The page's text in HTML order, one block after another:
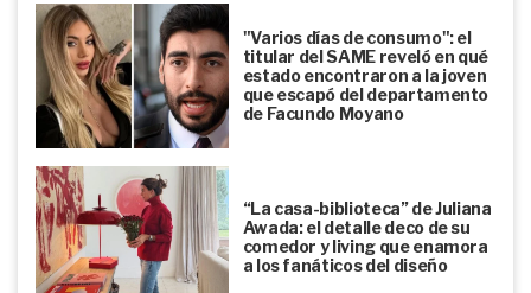
"Varios días de consumo": el
titular del SAME reveló en qué
estado encontraron a la joven
que escapó del departamento
de Facundo Moyano
“La casa-biblioteca” de Juliana
Awada: el detalle deco de su
comedor y living que enamora
a los fanáticos del diseño